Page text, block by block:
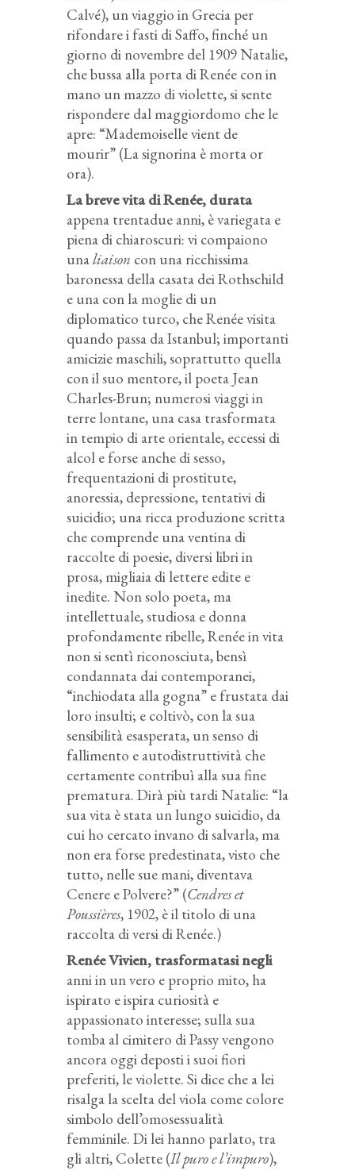
Calvé), un viaggio in Grecia per
rifondare i fasti di Saffo, finché un
giorno di novembre del 1909 Natalie,
che bussa alla porta di Renée con in
mano un mazzo di violette, si sente
rispondere dal maggiordomo che le
apre: “Mademoiselle vient de
mourir” (La signorina è morta or
ora).
La breve vita di Renée, durata
appena trentadue anni, è variegata e
piena di chiaroscuri: vi compaiono
unaliaison con una ricchissima
baronessa della casata dei Rothschild
e una con la moglie di un
diplomatico turco, che Renée visita
quando passa da Istanbul; importanti
amicizie maschili, soprattutto quella
con il suo mentore, il poeta Jean
Charles-Brun; numerosi viaggi in
terre lontane, una casa trasformata
in tempio di arte orientale, eccessi di
alcol e forse anche di sesso,
frequentazioni di prostitute,
anoressia, depressione, tentativi di
suicidio; una ricca produzione scritta
che comprende una ventina di
raccolte di poesie, diversi libri in
prosa, migliaia di lettere edite e
inedite. Non solo poeta, ma
intellettuale, studiosa e donna
profondamente ribelle, Renée in vita
non si sentì riconosciuta, bensì
condannata dai contemporanei,
“inchiodata alla gogna” e frustata dai
loro insulti; e coltivò, con la sua
sensibilità esasperata, un senso di
fallimento e autodistruttività che
certamente contribuì alla sua fine
prematura. Dirà più tardi Natalie: “la
sua vita è stata un lungo suicidio, da
cui ho cercato invano di salvarla, ma
non era forse predestinata, visto che
tutto, nelle sue mani, diventava
Cenere e Polvere?” (Cendres et
Poussières, 1902, è il titolo di una
raccolta di versi di Renée.)
Renée Vivien, trasformatasi negli
anni in un vero e proprio mito, ha
ispirato e ispira curiosità e
appassionato interesse; sulla sua
tomba al cimitero di Passy vengono
ancora oggi deposti i suoi fiori
preferiti, le violette. Si dice che a lei
risalga la scelta del viola come colore
simbolo dell’omosessualità
femminile. Di lei hanno parlato, tra
gli altri, Colette (Il puro e l’impuro),